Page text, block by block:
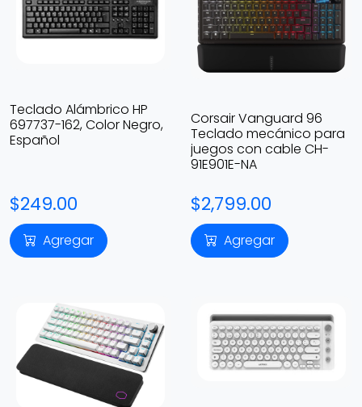
Teclado Alámbrico HP
697737-162, Color Negro,
Español
$249.00
Agregar
Corsair Vanguard 96
Teclado mecánico para
juegos con cable CH-
91E901E-NA
$2,799.00
Agregar